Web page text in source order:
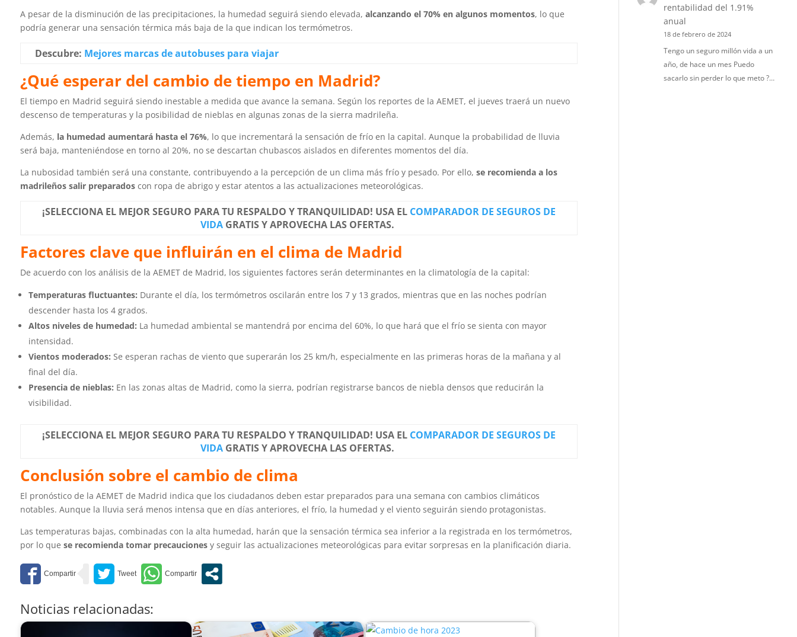
A pesar de la disminución de las precipitaciones, la humedad seguirá siendo elevada, alcanzando el 70% en algunos momentos, lo que
podría generar una sensación térmica más baja de la que indican los termómetros.
Descubre: Mejores marcas de autobuses para viajar
¿Qué esperar del cambio de tiempo en Madrid?
El tiempo en Madrid seguirá siendo inestable a medida que avance la semana. Según los reportes de la AEMET, el jueves traerá un nuevo
descenso de temperaturas y la posibilidad de nieblas en algunas zonas de la sierra madrileña.
Además, la humedad aumentará hasta el 76%, lo que incrementará la sensación de frío en la capital. Aunque la probabilidad de lluvia
será baja, manteniéndose en torno al 20%, no se descartan chubascos aislados en diferentes momentos del día.
La nubosidad también será una constante, contribuyendo a la percepción de un clima más frío y pesado. Por ello, se recomienda a los
madrileños salir preparadoscon ropa de abrigo y estar atentos a las actualizaciones meteorológicas.
¡SELECCIONA EL MEJOR SEGURO PARA TU RESPALDO Y TRANQUILIDAD! USA EL COMPARADOR DE SEGUROS DE
VIDA GRATIS Y APROVECHA LAS OFERTAS.
Factores clave que influirán en el clima de Madrid
De acuerdo con los análisis de la AEMET de Madrid, los siguientes factores serán determinantes en la climatología de la capital:
Temperaturas fluctuantes: Durante el día, los termómetros oscilarán entre los 7 y 13 grados, mientras que en las noches podrían
descender hasta los 4 grados.
Altos niveles de humedad: La humedad ambiental se mantendrá por encima del 60%, lo que hará que el frío se sienta con mayor
intensidad.
Vientos moderados: Se esperan rachas de viento que superarán los 25 km/h, especialmente en las primeras horas de la mañana y al
final del día.
Presencia de nieblas: En las zonas altas de Madrid, como la sierra, podrían registrarse bancos de niebla densos que reducirán la
visibilidad.
¡SELECCIONA EL MEJOR SEGURO PARA TU RESPALDO Y TRANQUILIDAD! USA EL COMPARADOR DE SEGUROS DE
VIDA GRATIS Y APROVECHA LAS OFERTAS.
Conclusión sobre el cambio de clima
El pronóstico de la AEMET de Madrid indica que los ciudadanos deben estar preparados para una semana con cambios climáticos
notables. Aunque la lluvia será menos intensa que en días anteriores, el frío, la humedad y el viento seguirán siendo protagonistas.
Las temperaturas bajas, combinadas con la alta humedad, harán que la sensación térmica sea inferior a la registrada en los termómetros,
por lo que se recomienda tomar precaucionesy seguir las actualizaciones meteorológicas para evitar sorpresas en la planificación diaria.
Noticias relacionadas:
rentabilidad del 1.91%
anual
18 de febrero de 2024
Tengo un seguro millón vida a un
año, de hace un mes Puedo
sacarlo sin perder lo que meto ?…